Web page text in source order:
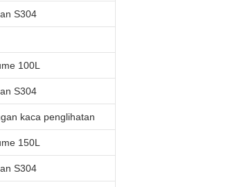
S304
100L
S304
kaca penglihatan
150L
S304